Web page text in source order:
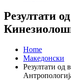
Резултати
Home
Македонски
Резултати од